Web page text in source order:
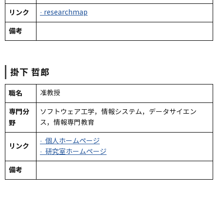
リンク · researchmap
備考
掛下 哲郎
職名 准教授
専門分
野
ソフトウェア工学，情報システム，データサイエン
ス，情報専門教育
リンク
· 個人ホームページ
· 研究室ホームページ
備考